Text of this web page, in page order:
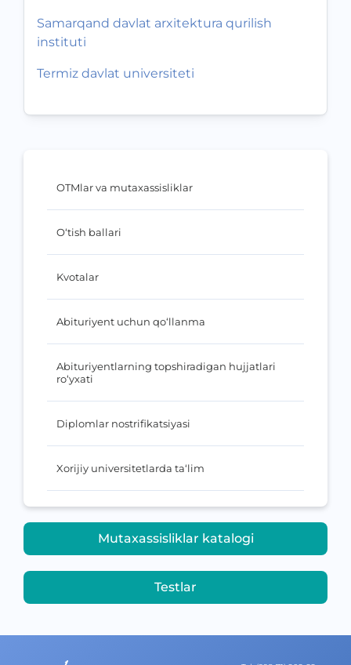
OTMlar va mutaxassisliklar
O‘tish ballari
Kvotalar
Abituriyent uchun qo‘llanma
Abituriyentlarning topshiradigan hujjatlari
ro‘yxati
Diplomlar nostrifikatsiyasi
Xorijiy universitetlarda ta‘lim
Mutaxassisliklar katalogi
Testlar
Samarqand davlat arxitektura qurilish
instituti
Termiz davlat universiteti